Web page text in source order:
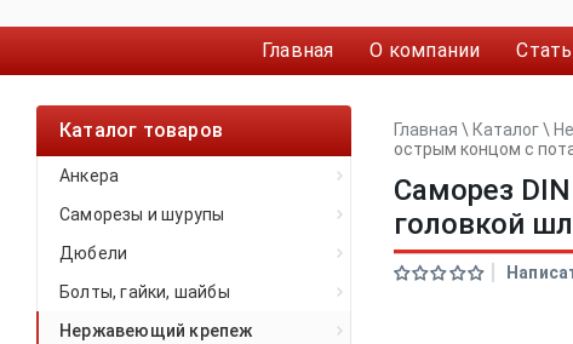
Главная О компании
Каталог товаров
Анкера
Саморезы и шурупы
Дюбели
Болты, гайки, шайбы
Нержавеющий крепеж
Главная \ Каталог\
острым концом с
Саморез
головкой